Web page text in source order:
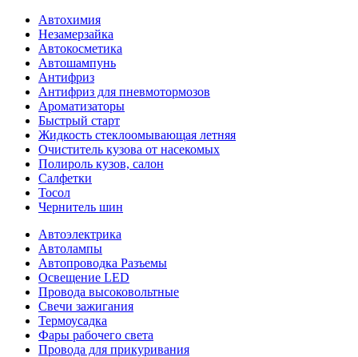
Автохимия
Незамерзайка
Автокосметика
Автошампунь
Антифриз
Антифриз для пневмотормозов
Ароматизаторы
Быстрый старт
Жидкость стеклоомывающая летняя
Очиститель кузова от насекомых
Полироль кузов, салон
Салфетки
Тосол
Чернитель шин
Автоэлектрика
Автолампы
Автопроводка Разъемы
Освещение LED
Провода высоковольтные
Свечи зажигания
Термоусадка
Фары рабочего света
Провода для прикуривания